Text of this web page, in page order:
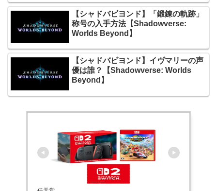
【シャドバビヨンド】「鍛錬の軌跡」
称号の入手方法【Shadowverse:
Worlds Beyond】
【シャドバビヨンド】イヴマリーの声
優は誰？【Shadowverse: Worlds
Beyond】